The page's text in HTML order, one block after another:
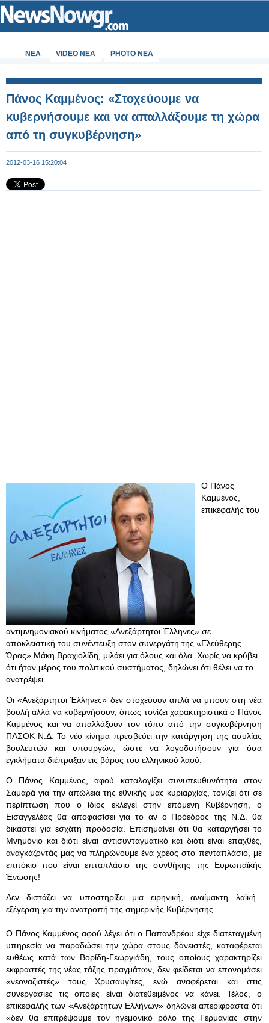
ΝΕΑ VIDEO NEA PHOTO NEA
Πάνος Καμμένος: «Στοχεύουμε να
κυβερνήσουμε και να απαλλάξουμε τη χώρα
από τη συγκυβέρνηση»
2012-03-16 15:20:04
Ο Πάνος
Καμμένος,
επικεφαλής του
αντιμνημονιακού κινήματος «Ανεξάρτητοι Έλληνες» σε
αποκλειστική του συνέντευξη στον συνεργάτη της «Ελεύθερης
Ώρας» Μάκη Βραχιολίδη, μιλάει για όλους και όλα. Χωρίς να κρύβει
ότι ήταν μέρος του πολιτικού συστήματος, δηλώνει ότι θέλει να το
ανατρέψει.
Οι «Ανεξάρτητοι Έλληνες» δεν στοχεύουν απλά να μπουν στη νέα
βουλή αλλά να κυβερνήσουν, όπως τονίζει χαρακτηριστικά ο Πάνος
Καμμένος και να απαλλάξουν τον τόπο από την συγκυβέρνηση
ΠΑΣΟΚ-Ν.Δ. Το νέο κίνημα πρεσβεύει την κατάργηση της ασυλίας
βουλευτών και υπουργών, ώστε να λογοδοτήσουν για όσα
εγκλήματα διέπραξαν εις βάρος του ελληνικού λαού.
Ο Πάνος Καμμένος, αφού καταλογίζει συνυπευθυνότητα στον
Σαμαρά για την απώλεια της εθνικής μας κυριαρχίας, τονίζει ότι σε
περίπτωση που ο ίδιος εκλεγεί στην επόμενη Κυβέρνηση, ο
Εισαγγελέας θα αποφασίσει για το αν ο Πρόεδρος της Ν.Δ. θα
δικαστεί για εσχάτη προδοσία. Επισημαίνει ότι θα καταργήσει το
Μνημόνιο και διότι είναι αντισυνταγματικό και διότι είναι επαχθές,
αναγκάζοντάς μας να πληρώνουμε ένα χρέος στο πενταπλάσιο, με
επιτόκιο που είναι επταπλάσιο της συνθήκης της Ευρωπαϊκής
Ένωσης!
Δεν διστάζει να υποστηρίξει μια ειρηνική, αναίμακτη λαϊκή
εξέγερση για την ανατροπή της σημερινής Κυβέρνησης.
Ο Πάνος Καμμένος αφού λέγει ότι ο Παπανδρέου είχε διατεταγμένη
υπηρεσία να παραδώσει την χώρα στους δανειστές, καταφέρεται
ευθέως κατά των Βορίδη-Γεωργιάδη, τους οποίους χαρακτηρίζει
εκφραστές της νέας τάξης πραγμάτων, δεν φείδεται να επονομάσει
«νεοναζιστές» τους Χρυσαυγίτες, ενώ αναφέρεται και στις
συνεργασίες τις οποίες είναι διατεθειμένος να κάνει. Τέλος, ο
επικεφαλής των «Ανεξάρτητων Ελλήνων» δηλώνει απερίφραστα ότι
«δεν θα επιτρέψουμε τον ηγεμονικό ρόλο της Γερμανίας στην